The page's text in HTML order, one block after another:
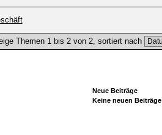
Themen 1 bis 2 von 2, sortiert nach
Neue Beiträge
Keine neuen Beiträge